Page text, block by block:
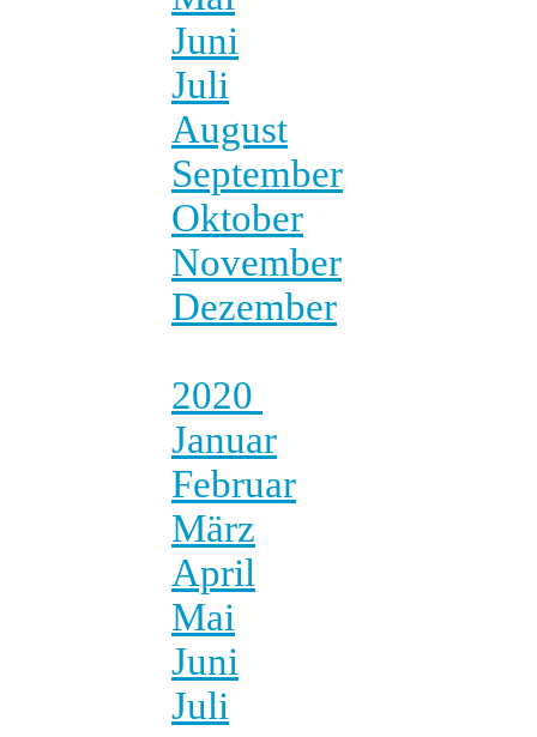
Juni
Juli
August
September
Oktober
November
Dezember
2020
Januar
Februar
März
April
Mai
Juni
Juli